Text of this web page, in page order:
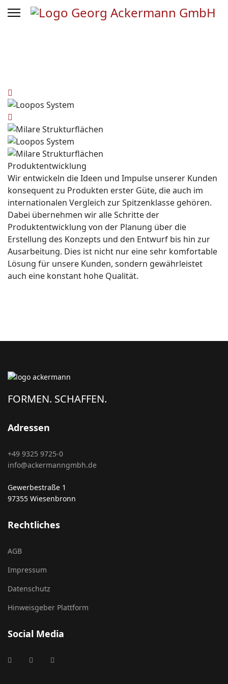
Produktentwicklung
Wir entwickeln die Ideen und Impulse unserer Kunden
konsequent zu Produkten erster Güte, die auch im
internationalen Vergleich zur Spitzenklasse gehören.
Dabei übernehmen wir alle Schritte der
Produktentwicklung von der Planung über die
Erstellung des Konzepts und den Entwurf bis hin zur
Ausarbeitung. Dies ist nicht nur eine sehr komfortable
Lösung für unsere Kunden, sondern gewährleistet
auch eine konstant hohe Qualität.
FORMEN. SCHAFFEN.
Adressen
+49 9325 9725-0
info@ackermanngmbh.de
Gewerbestraße 1
97355 Wiesenbronn
Rechtliches
AGB
Impressum
Datenschutz
Hinweisgeber Plattform
Social Media